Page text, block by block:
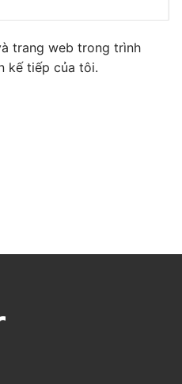
trang web trong trình
kế tiếp của tôi.